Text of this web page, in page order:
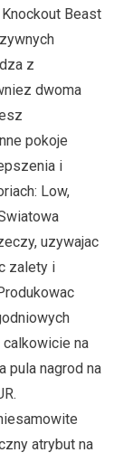
Beast
z
dwoma
pokoje
i
Low,
uzywajac
zalety i
calkowicie na
pula nagrod na
atrybut na